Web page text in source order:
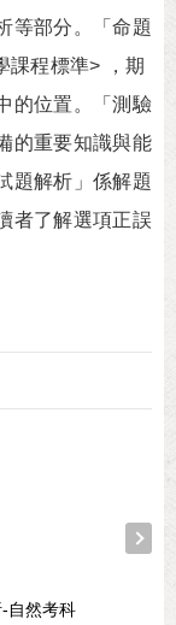
等部分。「命題
課程標準> ，期
的位置。「測驗
的重要知識與能
題解析」係解題
者了解選項正誤
自然考科